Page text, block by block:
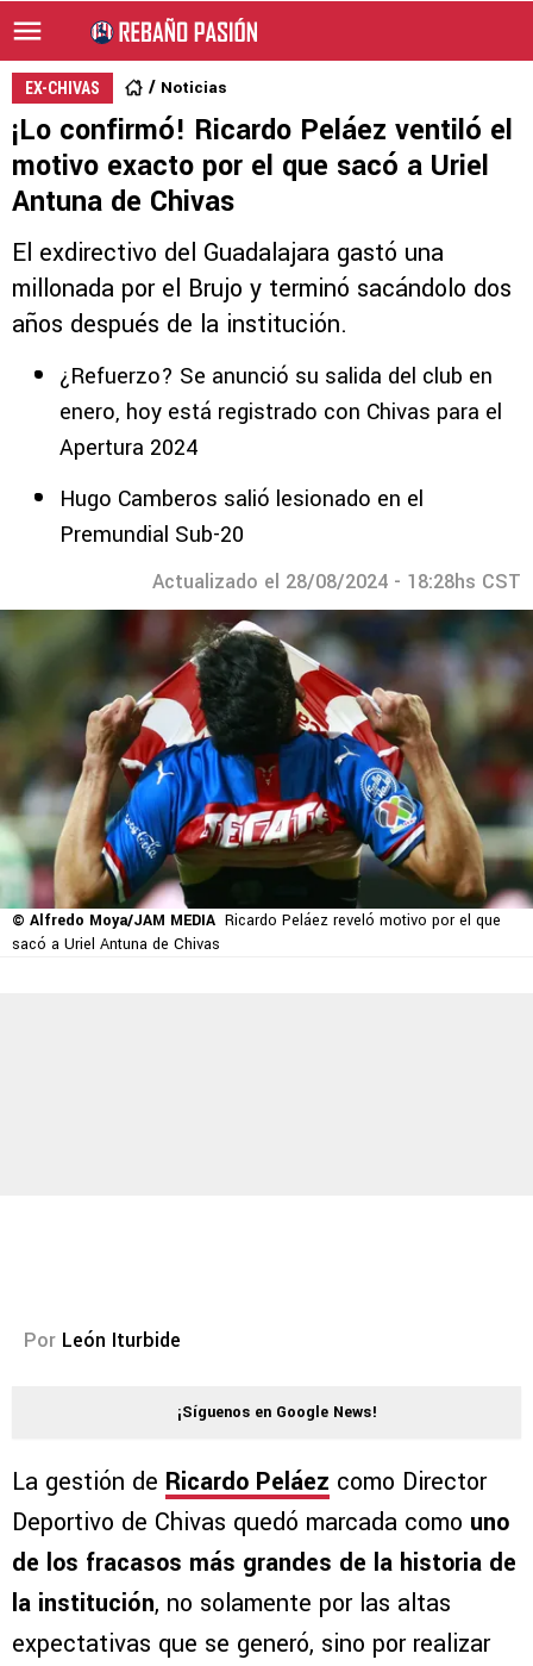
EX-CHIVAS Noticias
¡Lo confirmó! Ricardo Peláez ventiló el
motivo exacto por el que sacó a Uriel
Antuna de Chivas
El exdirectivo del Guadalajara gastó una
millonada por el Brujo y terminó sacándolo dos
años después de la institución.
¿Refuerzo? Se anunció su salida del club en
enero, hoy está registrado con Chivas para el
Apertura 2024
Hugo Camberos salió lesionado en el
Premundial Sub-20
Actualizado el 28/08/2024 - 18:28hs CST
© Alfredo Moya/JAM MEDIA Ricardo Peláez reveló motivo por el que
sacó a Uriel Antuna de Chivas
Por León Iturbide
¡Síguenos en Google News!
La gestión de Ricardo Peláez como Director
Deportivo de Chivas quedó marcada como uno
de los fracasos más grandes de la historia de
la institución, no solamente por las altas
expectativas que se generó, sino por realizar